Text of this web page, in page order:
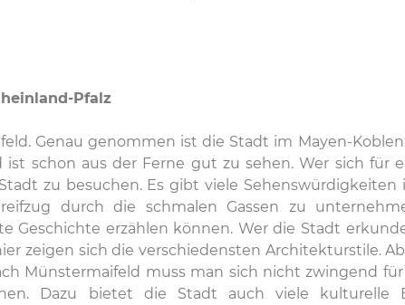
Pfalz
Genau genommen ist die Stadt im Mayen-
schon aus der Ferne gut zu sehen. Wer sich für
zu besuchen. Es gibt viele Sehenswürdigkeiten
durch die schmalen Gassen zu
Geschichte erzählen können. Wer die Stadt
zeigen sich die verschiedensten Architekturstile.
Münstermaifeld muss man sich nicht zwingend
Dazu bietet die Stadt auch viele kulturelle